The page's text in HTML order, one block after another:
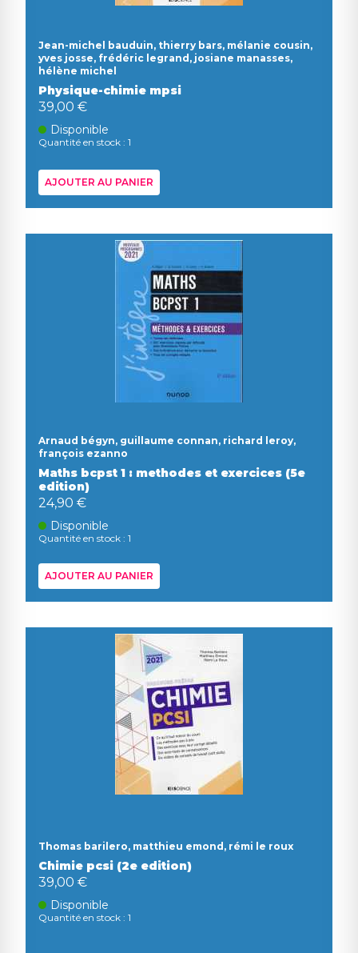
Jean-michel bauduin, thierry bars, mélanie cousin,
yves josse, frédéric legrand, josiane manasses,
hélène michel
Physique-chimie mpsi
39,00 €
Disponible
Quantité en stock : 1
AJOUTER AU PANIER
Arnaud bégyn, guillaume connan, richard leroy,
françois ezanno
Maths bcpst 1 : methodes et exercices (5e
edition)
24,90 €
Disponible
Quantité en stock : 1
AJOUTER AU PANIER
Thomas barilero, matthieu emond, rémi le roux
Chimie pcsi (2e edition)
39,00 €
Disponible
Quantité en stock : 1